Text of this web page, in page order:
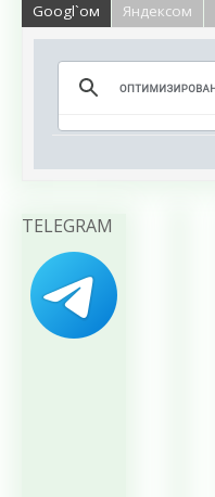
Googl`ом Яндексом
TELEGRAM